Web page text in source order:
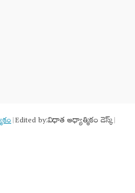
|Edited by:విధాత ఆధ్యాత్మికం డెస్క్|